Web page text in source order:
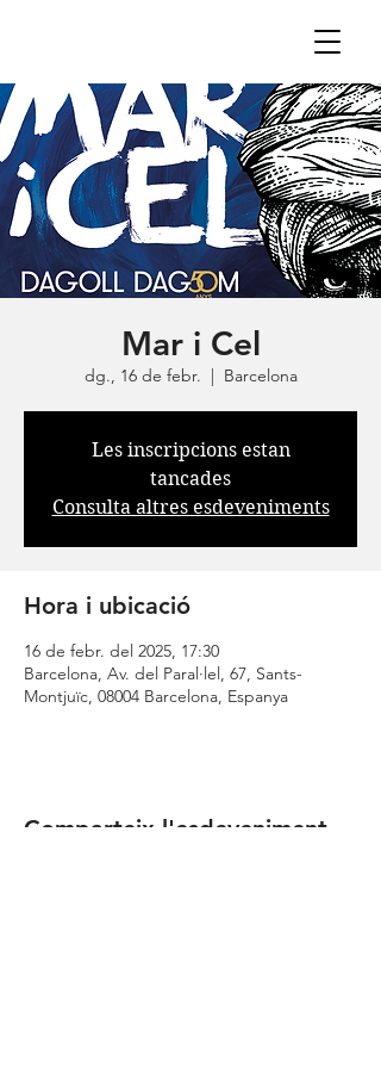
Mar i Cel
dg., 16 de febr.
  |
Barcelona
Les inscripcions estan
tancades
Consulta altres esdeveniments
Hora i ubicació
16 de febr. del 2025, 17:30
Barcelona, Av. del Paral·lel, 67, Sants-
Montjuïc, 08004 Barcelona, Espanya
Comparteix l'esdeveniment